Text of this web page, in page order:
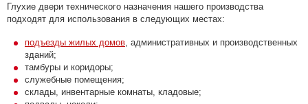
Глухие двери технического назначения нашего производства
подходят для использования в следующих местах:
подъезды жилых домов , административных и производственных
зданий;
тамбуры и коридоры;
служебные помещения;
склады, инвентарные комнаты, кладовые;